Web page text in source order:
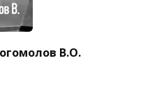
В.О.